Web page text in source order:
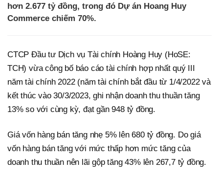
hơn 2.677 tỷ đồng, trong đó Dự án Hoang Huy
Commerce chiếm 70%.
CTCP Đầu tư Dịch vụ Tài chính Hoàng Huy (HoSE:
TCH) vừa công bố báo cáo tài chính hợp nhất quý III
năm tài chính 2022 (năm tài chính bắt đầu từ 1/4/2022 và
kết thúc vào 30/3/2023, ghi nhận doanh thu thuần tăng
13% so với cùng kỳ, đạt gần 948 tỷ đồng.
Giá vốn hàng bán tăng nhẹ 5% lên 680 tỷ đồng. Do giá
vốn hàng bán tăng với mức thấp hơn mức tăng của
doanh thu thuần nên lãi gộp tăng 43% lên 267,7 tỷ đồng.